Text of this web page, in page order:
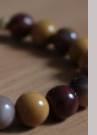
être
choisies
sur
la
page
du
produit